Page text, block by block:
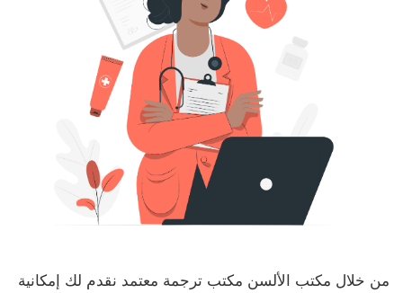
من خلال مكتب الألسن مكتب ترجمة معتمد نقدم لك إمكانية